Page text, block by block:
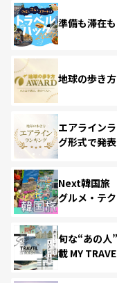
準備も滞在
地球の歩き
エアライン
グ形式で発表
Next韓国旅
グルメ・テ
旬な“あの人
載 MY